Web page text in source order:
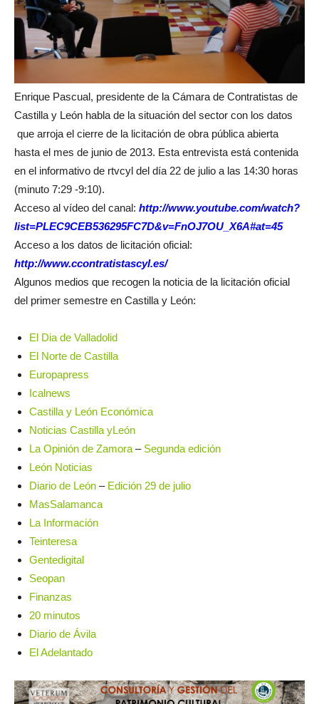
Enrique Pascual, presidente de la Cámara de Contratistas de
Castilla y León habla de la situación del sector con los datos
que arroja el cierre de la licitación de obra pública abierta
hasta el mes de junio de 2013. Esta entrevista está contenida
en el informativo de rtvcyl del día 22 de julio a las 14:30 horas
(minuto 7:29 -9:10).
Acceso al vídeo del canal: http://www.youtube.com/watch?
list=PLEC9CEB536295FC7D&v=FnOJ7OU_X6A#at=45
Acceso a los datos de licitación oficial:
http://www.ccontratistascyl.es/
Algunos medios que recogen la noticia de la licitación oficial
del primer semestre en Castilla y León:
El Dia de Valladolid
El Norte de Castilla
Europapress
Icalnews
Castilla y León Económica
Noticias Castilla yLeón
La Opinión de Zamora – Segunda edición
León Noticias
Diario de León – Edición 29 de julio
MasSalamanca
La Información
Teinteresa
Gentedigital
Seopan
Finanzas
20 minutos
Diario de Ávila
El Adelantado